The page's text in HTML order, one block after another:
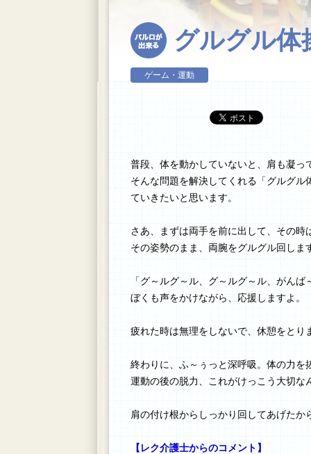
グルグル体
ゲーム・運動
普段、体を動かしていないと、肩も凝っ
そんな問題を解決してくれる「グルグ
ていきたいと思います。
さあ、まずは両手を前に出して、その
その姿勢のまま、両腕をグルグル回しま
「グ～ルグ～ル、グ～ルグ～ル、がんば
ぼくも声をかけながら、応援しますよ。
疲れた時は無理をしないで、休憩をとり
終わりに、ふ～ぅっと深呼吸。体の力
運動の後の脱力、これがけっこう大切な
肩の付け根からしっかり回してあげた
【レク介護士からのコメント】